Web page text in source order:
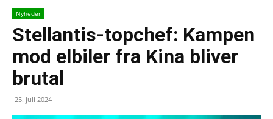
Nyheder
Stellantis-topchef: Kampen
mod elbiler fra Kina bliver
brutal
25. juli 2024